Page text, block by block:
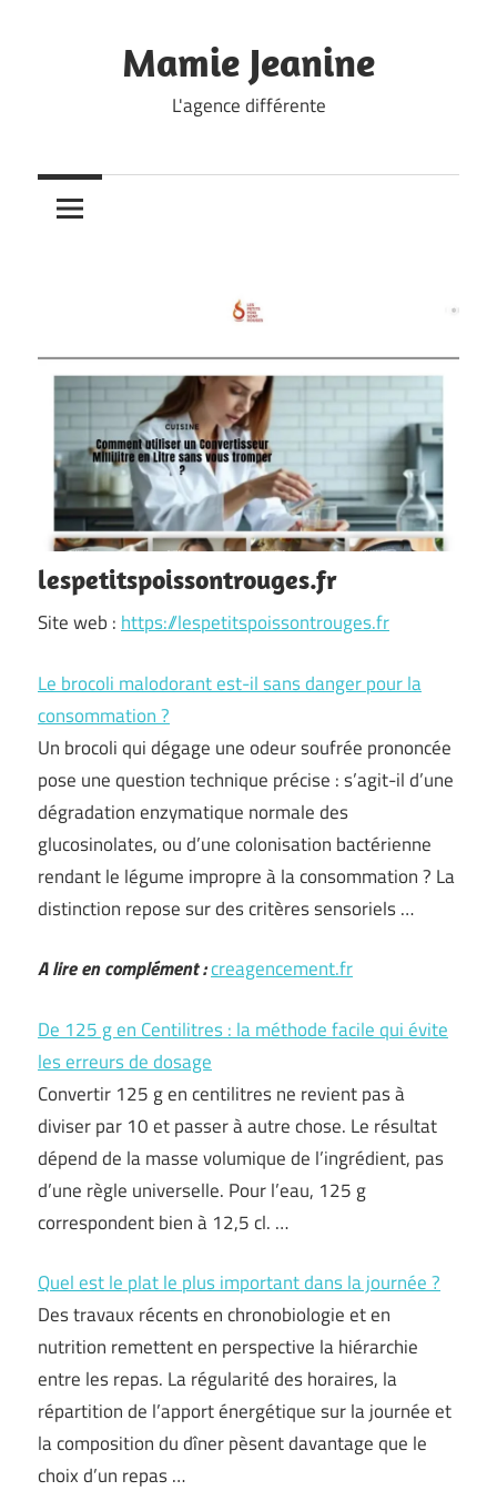
Mamie Jeanine
L'agence différente
lespetitspoissontrouges.fr
Site web : https://lespetitspoissontrouges.fr
Le brocoli malodorant est-il sans danger pour la
consommation ?
Un brocoli qui dégage une odeur soufrée prononcée
pose une question technique précise : s’agit-il d’une
dégradation enzymatique normale des
glucosinolates, ou d’une colonisation bactérienne
rendant le légume impropre à la consommation ? La
distinction repose sur des critères sensoriels …
A lire en complément :creagencement.fr
De 125 g en Centilitres : la méthode facile qui évite
les erreurs de dosage
Convertir 125 g en centilitres ne revient pas à
diviser par 10 et passer à autre chose. Le résultat
dépend de la masse volumique de l’ingrédient, pas
d’une règle universelle. Pour l’eau, 125 g
correspondent bien à 12,5 cl. …
Quel est le plat le plus important dans la journée ?
Des travaux récents en chronobiologie et en
nutrition remettent en perspective la hiérarchie
entre les repas. La régularité des horaires, la
répartition de l’apport énergétique sur la journée et
la composition du dîner pèsent davantage que le
choix d’un repas …